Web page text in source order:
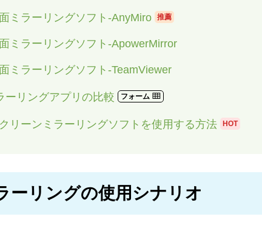
ミラーリングソフト-AnyMiro 推薦
ミラーリングソフト-ApowerMirror
ミラーリングソフト-TeamViewer
ーリングアプリの比較 フォーム
リーンミラーリングソフトを使用する方法 HOT
ーリングの使用シナリオ